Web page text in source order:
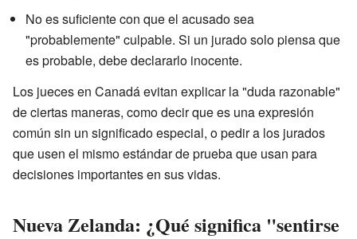
No es suficiente con que el acusado sea
"probablemente" culpable. Si un jurado solo piensa que
es probable, debe declararlo inocente.
Los jueces en Canadá evitan explicar la "duda razonable"
de ciertas maneras, como decir que es una expresión
común sin un significado especial, o pedir a los jurados
que usen el mismo estándar de prueba que usan para
decisiones importantes en sus vidas.
Nueva Zelanda: ¿Qué significa "sentirse